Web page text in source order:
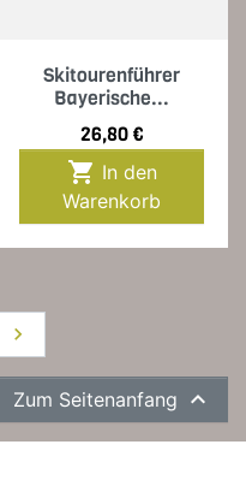
Skitourenführer
Bayerische...
Preis
26,80 €

Warenkorb
Weiter

Zum Seitenanfang 